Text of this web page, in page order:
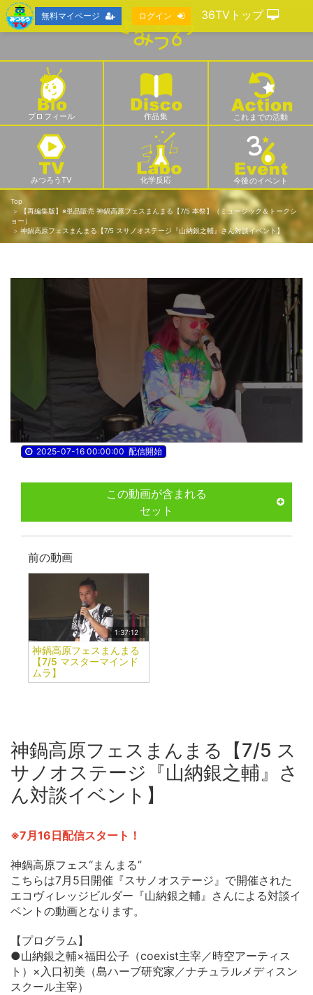
プロフィール 作品集 これまでの活動
みつろうTV 化学反応 今後のイベント
Top
【再編集版】※単品販売 神鍋高原フェスまんまる【7/5 本祭】（ミュージック＆トークシ
ョー）
神鍋高原フェスまんまる【7/5 スサノオステージ『山納銀之輔』さん対談イベント】
2025-07-16 00:00:00 配信開始
この動画が含まれる
セット
前の動画
1:37:12
神鍋高原フェスまんまる
【7/5 マスターマインド
ムラ】
神鍋高原フェスまんまる【7/5 ス
サノオステージ『山納銀之輔』さ
ん対談イベント】
※7月16日配信スタート！
神鍋高原フェス“まんまる”
こちらは7月5日開催『スサノオステージ』で開催された
エコヴィレッジビルダー『山納銀之輔』さんによる対談イ
ベントの動画となります。
【プログラム】
●山納銀之輔×福田公子（coexist主宰／時空アーティス
ト）×入口初美（島ハーブ研究家／ナチュラルメディスン
スクール主宰）
無料マイページ ログイン 36TVトップ